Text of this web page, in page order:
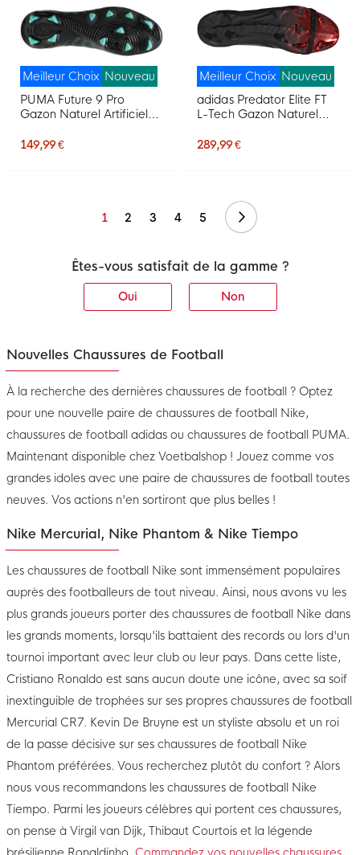
Meilleur Choix Nouveau
PUMA Future 9 Pro
Gazon Naturel Artificiel
Noir Intense Mint Blanc
149,99 €
Meilleur Choix Nouveau
adidas Predator Elite FT
L-Tech Gazon Naturel
Noir Noir Rouge
289,99 €
1 2 3 4 5 Suivant
Êtes-vous satisfait de la gamme ?
Oui Non
Nouvelles Chaussures de Football
À la recherche des dernières chaussures de football ? Optez
pour une nouvelle paire de chaussures de football Nike,
chaussures de football adidas ou chaussures de football PUMA.
Maintenant disponible chez Voetbalshop ! Jouez comme vos
grandes idoles avec une paire de chaussures de football toutes
neuves. Vos actions n'en sortiront que plus belles !
Nike Mercurial, Nike Phantom & Nike Tiempo
Les chaussures de football Nike sont immensément populaires
auprès des footballeurs de tout niveau. Ainsi, nous avons vu les
plus grands joueurs porter des chaussures de football Nike dans
les grands moments, lorsqu'ils battaient des records ou lors d'un
tournoi important avec leur club ou leur pays. Dans cette liste,
Cristiano Ronaldo est sans aucun doute une icône, avec sa soif
inextinguible de trophées sur ses propres chaussures de football
Mercurial CR7. Kevin De Bruyne est un styliste absolu et un roi
de la passe décisive sur ses chaussures de football Nike
Phantom préférées. Vous recherchez plutôt du confort ? Alors
nous vous recommandons les chaussures de football Nike
Tiempo. Parmi les joueurs célèbres qui portent ces chaussures,
on pense à Virgil van Dijk, Thibaut Courtois et la légende